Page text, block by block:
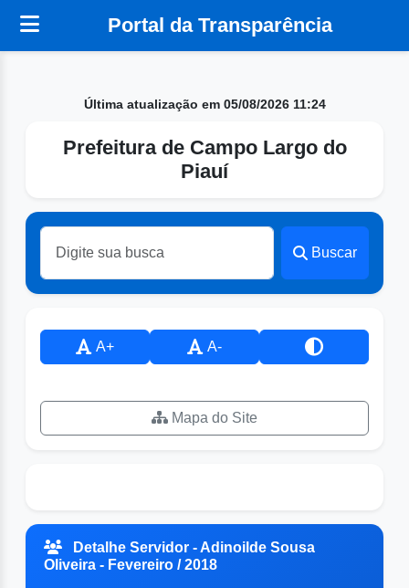
Portal da Transparência
Última atualização em 05/08/2026 11:24
Prefeitura de Campo Largo do
Piauí
Buscar
A+ A-
Mapa do Site
Detalhe Servidor - Adinoilde Sousa
Oliveira - Fevereiro / 2018